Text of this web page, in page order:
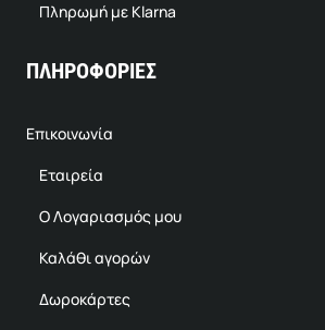
Πληρωμή με Klarna
ΠΛΗΡΟΦΟΡΙΕΣ
Επικοινωνία
Εταιρεία
Ο Λογαριασμός μου
Καλάθι αγορών
Δωροκάρτες